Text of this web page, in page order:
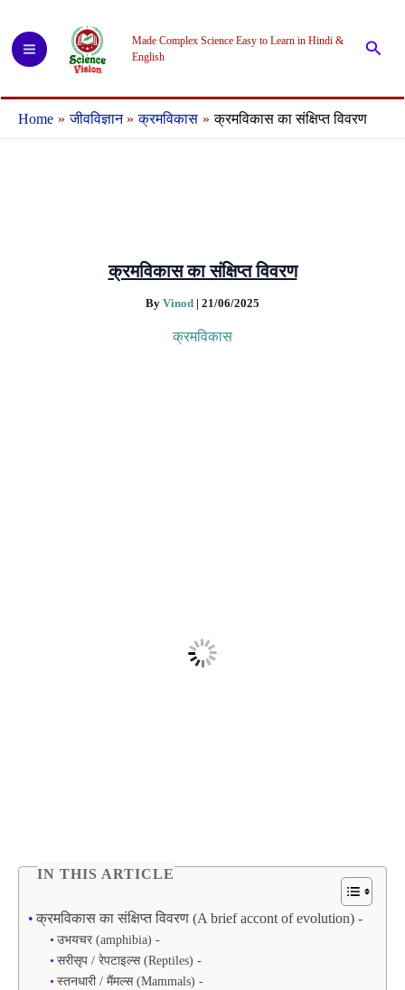
content
Made Complex Science Easy to Learn in Hindi &
English
Home जीवविज्ञान क्रमविकास क्रमविकास का संक्षिप्त विवरण
क्रमविकास का संक्षिप्त विवरण
By Vinod | 21/06/2025
क्रमविकास
IN THIS ARTICLE
क्रमविकास का संक्षिप्त विवरण (A brief accont of evolution) -
उभयचर (amphibia) -
सरीसृप / रेपटाइल्स (Reptiles) -
स्तनधारी / मैंमल्स (Mammals) -